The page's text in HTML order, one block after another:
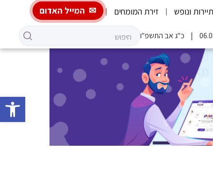
פתח
תיירות ונופש זירת המומחים המייל האדום
כ"ג אב התשפ"ו